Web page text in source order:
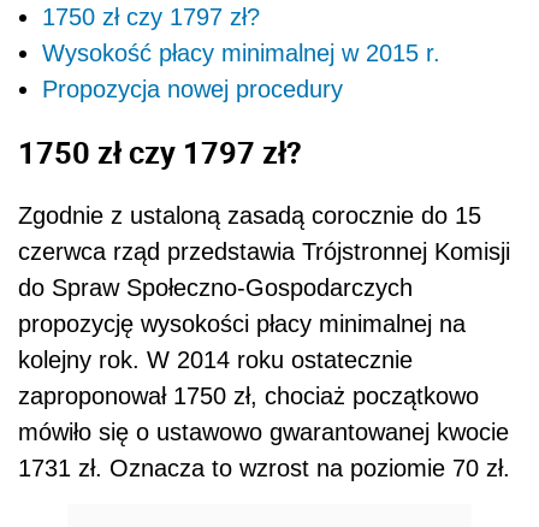
1750 zł czy 1797 zł?
Wysokość płacy minimalnej w 2015 r.
Propozycja nowej procedury
1750 zł czy 1797 zł?
Zgodnie z ustaloną zasadą corocznie do 15
czerwca rząd przedstawia Trójstronnej Komisji
do Spraw Społeczno-Gospodarczych
propozycję wysokości płacy minimalnej na
kolejny rok. W 2014 roku ostatecznie
zaproponował 1750 zł, chociaż początkowo
mówiło się o ustawowo gwarantowanej kwocie
1731 zł. Oznacza to wzrost na poziomie 70 zł.